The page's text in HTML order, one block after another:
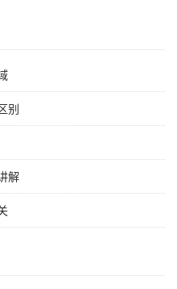
别
解